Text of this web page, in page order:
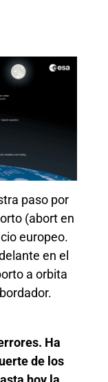
paso por
(abort en
europeo.
en el
a orbita
Ha
de los